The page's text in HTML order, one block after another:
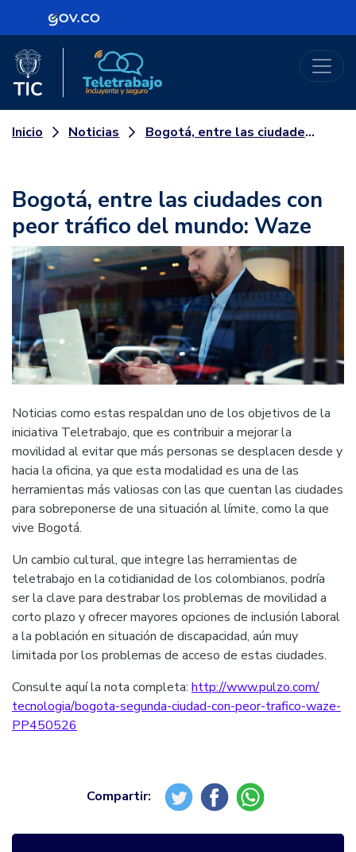
Logo Gobierno de Colombia
Logo del Ministerio TIC
Inicio Noticias Bogotá, entre las ciudades con peor tráfico del mundo: Waze
Bogotá, entre las ciudades con
peor tráfico del mundo: Waze
Noticias como estas respaldan uno de los objetivos de la
iniciativa Teletrabajo, que es contribuir a mejorar la
movilidad al evitar que más personas se desplacen desde y
hacia la oficina, ya que esta modalidad es una de las
herramientas más valiosas con las que cuentan las ciudades
para sobreponerse de una situación al límite, como la que
vive Bogotá.
Un cambio cultural, que integre las herramientas de
teletrabajo en la cotidianidad de los colombianos, podría
ser la clave para destrabar los problemas de movilidad a
corto plazo y ofrecer mayores opciones de inclusión laboral
a la población en situación de discapacidad, aún muy
limitada por los problemas de acceso de estas ciudades.
Consulte aquí la nota completa: http://www.pulzo.com/
tecnologia/bogota-segunda-ciudad-con-peor-trafico-waze-
PP450526